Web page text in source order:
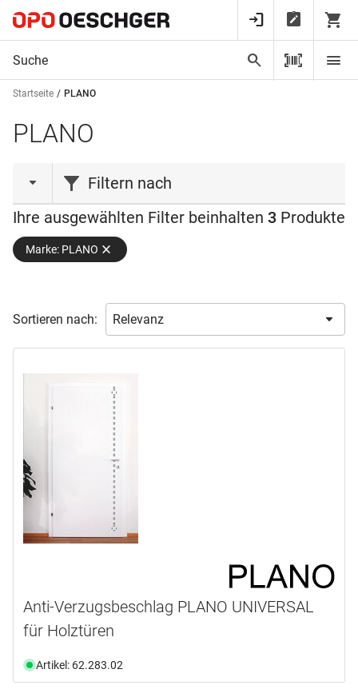
Startseite PLANO
PLANO
Filtern nach
Bohrtiefe
26.0 (1)
Bohr-ø
35.0 (2)
2300.0 (3)
Verfügbarkeit
Ihre ausgewählten Filter beinhalten 3 Produkte
Marke: PLANO
Sortieren nach:
Anti-Verzugsbeschlag PLANO UNIVERSAL
für Holztüren
Artikel: 62.283.02